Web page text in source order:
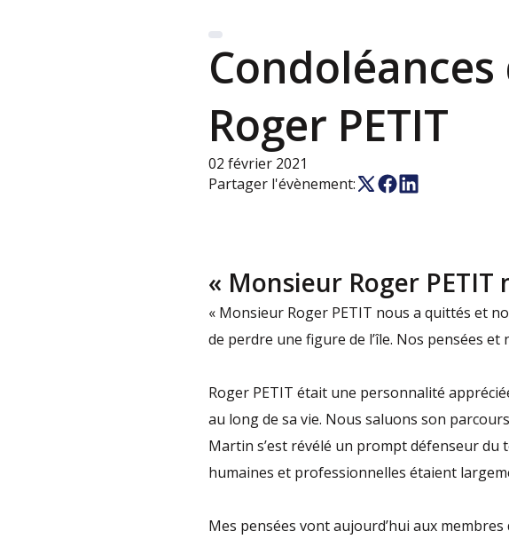
Roger PETIT
02 février 2021
Partager l'évènement:
« Monsieur Roger
« Monsieur Roger PETIT nous a quittés et
de perdre une figure de l’île. Nos pensées
Roger PETIT était une personnalité
au long de sa vie. Nous saluons son
Martin s’est révélé un prompt défenseur
humaines et professionnelles étaient
Mes pensées vont aujourd’hui aux